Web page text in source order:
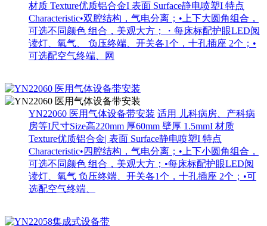
材质 Texture优质铝合金I 表面 Surface静电喷塑I 特点
Characteristic•双腔结构，气电分离；•上下大圆角组合，
可选不同颜色 组合，美观大方；・每床标配护眼LED阅
读灯、氧气、 负压终端、开关各1个，十孔插座 2个；•
可选配空气终端、网
YN22060 医用气体设备带安装 适用 儿科病房、产科病
房等I尺寸Size高220mm 厚60mm 壁厚 1.5mmI 材质
Texture优质铝合金| 表面 Surface静电喷塑I 特点
Characteristic•四腔结构，气电分离；•上下小圆角组合，
可选不同颜色 组合，美观大方；•每床标配护眼LED阅
读灯、氧气 负压终端、开关各1个，十孔插座 2个；•可
选配空气终端、